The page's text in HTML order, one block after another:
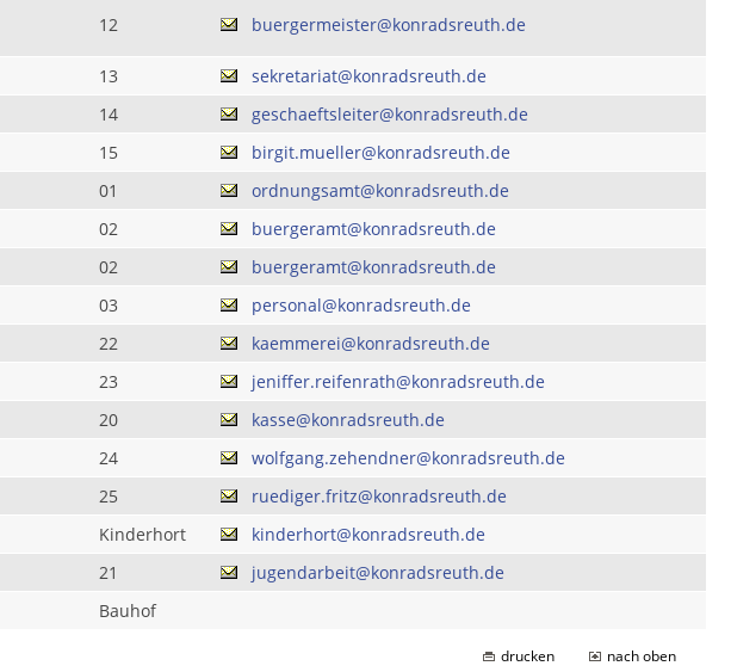
12 buergermeister@konradsreuth.de
13
sekretariat@konradsreuth.de
14
geschaeftsleiter@konradsreuth.de
15
birgit.mueller@konradsreuth.de
01
ordnungsamt@konradsreuth.de
02
buergeramt@konradsreuth.de
02
buergeramt@konradsreuth.de
03
personal@konradsreuth.de
22
kaemmerei@konradsreuth.de
23
jeniffer.reifenrath@konradsreuth.de
20
kasse@konradsreuth.de
24
wolfgang.zehendner@konradsreuth.de
25
ruediger.fritz@konradsreuth.de
Kinderhort
kinderhort@konradsreuth.de
21
jugendarbeit@konradsreuth.de
Bauhof
drucken nach oben